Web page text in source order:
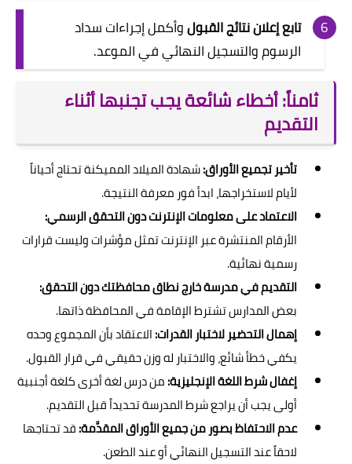
تابع إعلان نتائج القبولوأكمل إجراءات سداد
الرسوم والتسجيل النهائي في الموعد.
ثامناً: أخطاء شائعة يجب تجنبها أثناء
التقديم
تأخير تجميع الأوراق:شهادة الميلاد المميكنة تحتاج أحياناً
لأيام لاستخراجها، ابدأ فور معرفة النتيجة.
الاعتماد على معلومات الإنترنت دون التحقق الرسمي:
الأرقام المنتشرة عبر الإنترنت تمثل مؤشرات وليست قرارات
رسمية نهائية.
التقديم في مدرسة خارج نطاق محافظتك دون التحقق:
بعض المدارس تشترط الإقامة في المحافظة ذاتها.
إهمال التحضير لاختبار القدرات:الاعتقاد بأن المجموع وحده
يكفي خطأ شائع، والاختبار له وزن حقيقي في قرار القبول.
إغفال شرط اللغة الإنجليزية:من درس لغة أخرى كلغة أجنبية
أولى يجب أن يراجع شرط المدرسة تحديداً قبل التقديم.
عدم الاحتفاظ بصور من جميع الأوراق المقدَّمة:قد تحتاجها
لاحقاً عند التسجيل النهائي أو عند الطعن.